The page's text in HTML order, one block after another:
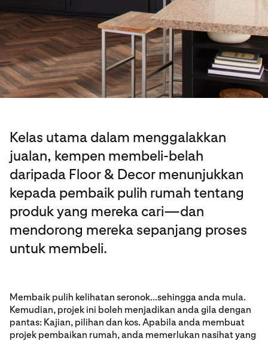
Kelas utama dalam menggalakkan
jualan, kempen membeli-belah
daripada Floor & Decor menunjukkan
kepada pembaik pulih rumah tentang
produk yang mereka cari—dan
mendorong mereka sepanjang proses
untuk membeli.
Membaik pulih kelihatan seronok...sehingga anda mula.
Kemudian, projek ini boleh menjadikan anda gila dengan
pantas: Kajian, pilihan dan kos. Apabila anda membuat
projek pembaikan rumah, anda memerlukan nasihat yang